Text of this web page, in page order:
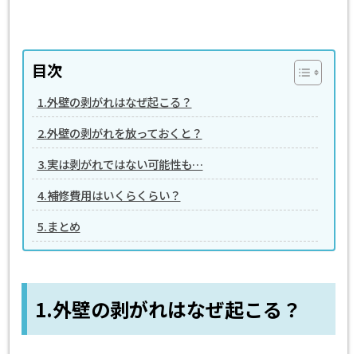
目次
1.外壁の剥がれはなぜ起こる？
2.外壁の剥がれを放っておくと？
3.実は剥がれではない可能性も…
4.補修費用はいくらくらい？
5.まとめ
1.外壁の剥がれはなぜ起こる？